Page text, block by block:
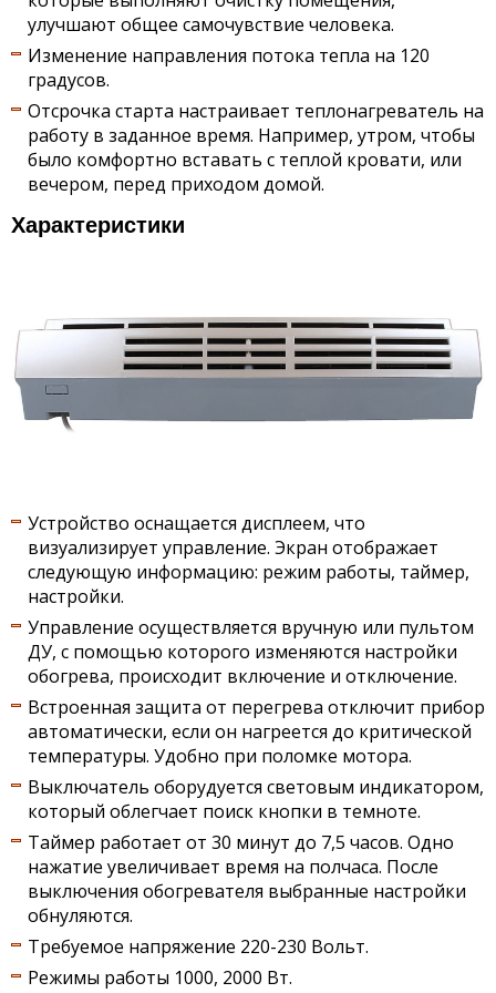
улучшают общее самочувствие человека.
Изменение направления потока тепла на 120
градусов.
Отсрочка старта настраивает теплонагреватель на
работу в заданное время. Например, утром, чтобы
было комфортно вставать с теплой кровати, или
вечером, перед приходом домой.
Характеристики
Устройство оснащается дисплеем, что
визуализирует управление. Экран отображает
следующую информацию: режим работы, таймер,
настройки.
Управление осуществляется вручную или пультом
ДУ, с помощью которого изменяются настройки
обогрева, происходит включение и отключение.
Встроенная защита от перегрева отключит прибор
автоматически, если он нагреется до критической
температуры. Удобно при поломке мотора.
Выключатель оборудуется световым индикатором,
который облегчает поиск кнопки в темноте.
Таймер работает от 30 минут до 7,5 часов. Одно
нажатие увеличивает время на полчаса. После
выключения обогревателя выбранные настройки
обнуляются.
Требуемое напряжение 220-230 Вольт.
Режимы работы 1000, 2000 Вт.